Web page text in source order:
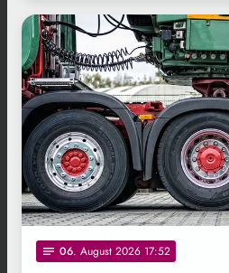
notes 06. August 2026 17:52